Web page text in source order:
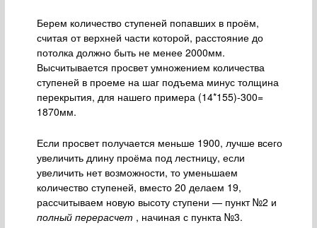
Берем количество ступеней попавших в проём,
считая от верхней части которой, расстояние до
потолка должно быть не менее 2000мм.
Высчитывается просвет умножением количества
ступеней в проеме на шаг подъема минус толщина
перекрытия, для нашего примера (14*155)-300=
1870мм.
Если просвет получается меньше 1900, лучше всего
увеличить длину проёма под лестницу, если
увеличить нет возможности, то уменьшаем
количество ступеней, вместо 20 делаем 19,
рассчитываем новую высоту ступени — пункт №2 и
полный перерасчет , начиная с пункта №3.